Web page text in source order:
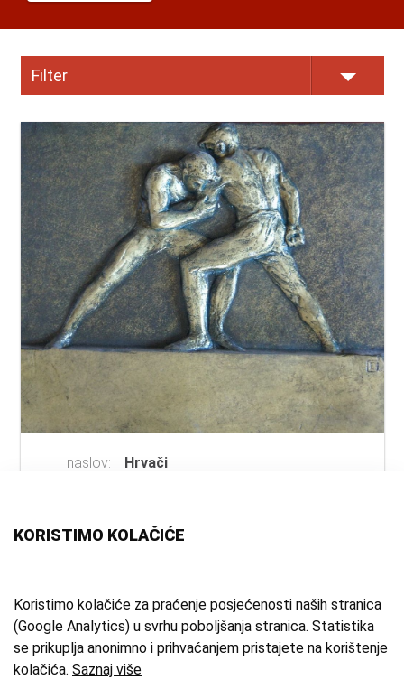
Filter
naslov:
Hrvači
građe:
vrijeme
izrade:
1915.-1925. g.
zbirka: Umjetnička zbirka
KORISTIMO KOLAČIĆE
Koristimo kolačiće za praćenje posjećenosti naših stranica
(Google Analytics) u svrhu poboljšanja stranica. Statistika
se prikuplja anonimno i prihvaćanjem pristajete na korištenje
kolačića. Saznaj više